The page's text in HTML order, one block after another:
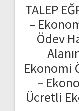
TALEP
–
Ödev
Ekonomi
–
Ücretli